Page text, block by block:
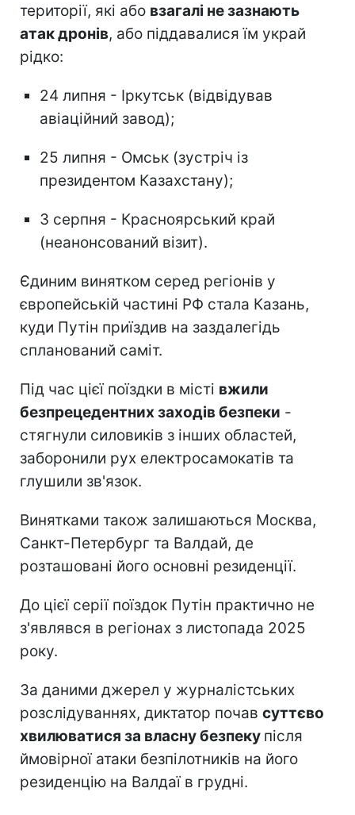
території, які або взагалі не зазнають
атак дронів, або піддавалися їм украй
рідко:
24 липня - Іркутськ (відвідував
авіаційний завод);
25 липня - Омськ (зустріч із
президентом Казахстану);
3 серпня - Красноярський край
(неанонсований візит).
Єдиним винятком серед регіонів у
європейській частині РФ стала Казань,
куди Путін приїздив на заздалегідь
спланований саміт.
Під час цієї поїздки в місті вжили
безпрецедентних заходів безпеки -
стягнули силовиків з інших областей,
заборонили рух електросамокатів та
глушили зв'язок.
Винятками також залишаються Москва,
Санкт-Петербург та Валдай, де
розташовані його основні резиденції.
До цієї серії поїздок Путін практично не
з'являвся в регіонах з листопада 2025
року.
За даними джерел у журналістських
розслідуваннях, диктатор почав суттєво
хвилюватися за власну безпеку після
ймовірної атаки безпілотників на його
резиденцію на Валдаї в грудні.